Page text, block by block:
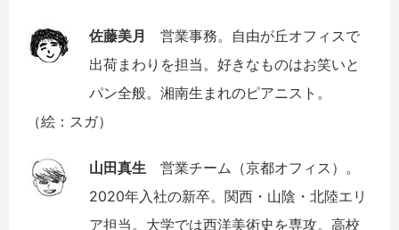
佐藤美月
営業事務。自由が丘オフィスで
出荷まわりを担当。好きなものはお笑いと
パン全般。湘南生まれのピアニスト。
（絵：スガ）
山田真生 営業チーム（京都オフィス）。
2020年入社の新卒。関西・山陰・北陸エリ
ア担当。大学では西洋美術史を専攻。高校